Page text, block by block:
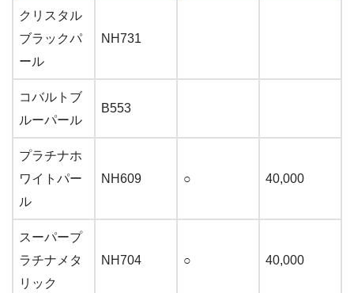
クリスタル
ブラックパ
ール
NH731
コバルトブ
ルーパール
B553
プラチナホ
ワイトパー
ル
NH609 ○ 40,000
スーパープ
ラチナメタ
リック
NH704 ○ 40,000